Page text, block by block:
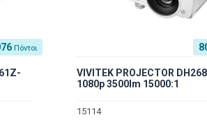
Πόντοι
VIVITEK PROJECTOR DH268
1080p 3500lm 15000:1
15114